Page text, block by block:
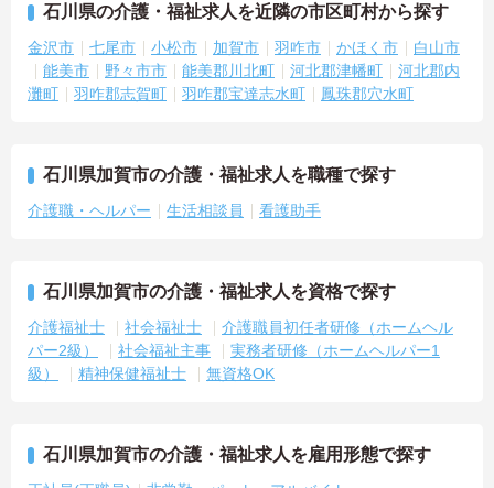
石川県の介護・福祉求人を近隣の市区町村から探す
金沢市 七尾市 小松市 加賀市 羽咋市 かほく市
白山市
能美市
野々市市 能美郡川北町 河北郡津幡町
河北郡内
灘町
羽咋郡志賀町 羽咋郡宝達志水町 鳳珠郡穴水町
石川県加賀市の介護・福祉求人を職種で探す
介護職・ヘルパー 生活相談員 看護助手
石川県加賀市の介護・福祉求人を資格で探す
介護福祉士 社会福祉士
介護職員初任者研修（ホームヘル
パー2級）
社会福祉主事
実務者研修（ホームヘルパー1
級）
精神保健福祉士 無資格OK
石川県加賀市の介護・福祉求人を雇用形態で探す